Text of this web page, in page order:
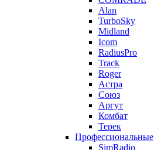
Alan
TurboSky
Midland
Icom
RadiusPro
Track
Roger
Астра
Союз
Аргут
Комбат
Терек
Профессиональные
SimRadio